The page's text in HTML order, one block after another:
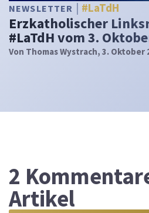
NEWSLETTER #LaTdH
Erzkatholischer
#LaTdH vom 3.
Von Thomas Wystrach, 3. Oktober
2
Artikel